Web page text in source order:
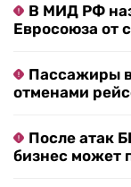
В МИД РФ
Евросоюза от
Пассажиры
отменами
После атак
бизнес может